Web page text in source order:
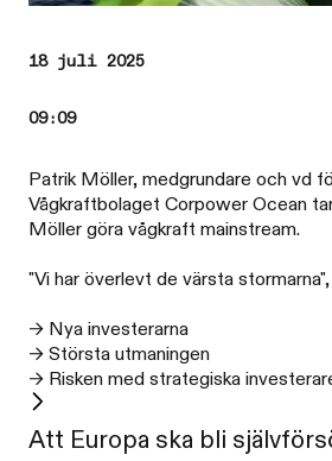
18 juli 2025
09:09
Patrik Möller, medgrundare och vd
Vågkraftbolaget Corpower Ocean
Möller göra vågkraft mainstream.
"Vi har överlevt de värsta
→ Nya investerarna
→ Största utmaningen
→ Risken med strategiska
Att Europa ska bli